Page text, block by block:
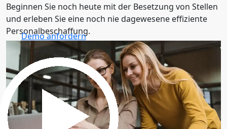
Beginnen Sie noch heute mit der Besetzung von Stellen
und erleben Sie eine noch nie dagewesene effiziente
Personalbeschaffung.
Demo anfordern
30 Minuten, um die Software kennenzulernen.